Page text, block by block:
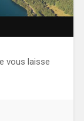
vous laisse